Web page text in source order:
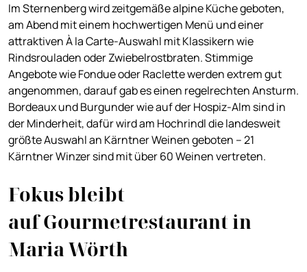
Im Sternenberg wird zeitgemäße alpine Küche geboten,
am Abend mit einem hochwertigen Menü und einer
attraktiven À la Carte-Auswahl mit Klassikern wie
Rindsrouladen oder Zwiebelrostbraten. Stimmige
Angebote wie Fondue oder Raclette werden extrem gut
angenommen, darauf gab es einen regelrechten Ansturm.
Bordeaux und Burgunder wie auf der Hospiz-Alm sind in
der Minderheit, dafür wird am Hochrindl die landesweit
größte Auswahl an Kärntner Weinen geboten – 21
Kärntner Winzer sind mit über 60 Weinen vertreten.
Fokus bleibt
auf Gourmetrestaurant in
Maria Wörth